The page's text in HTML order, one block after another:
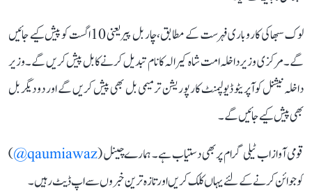
لوک سبھا کی کاروباری فہرست کے مطابق، چار بل پیر یعنی 10 اگست کو پیش کیے جائیں
گے۔ مرکزی وزیر داخلہ امت شاہ کیرالہ کا نام تبدیل کرنے کا بل پیش کریں گے۔ وزیر
داخلہ نیشنل کوآپریٹو ڈیولپمنٹ کارپوریشن ترمیمی بل بھی پیش کریں گے اور دو دیگر بل
بھی پیش کیے جائیں گے۔
قومی آواز اب ٹیلی گرام پر بھی دستیاب ہے۔ ہمارے چینل (qaumiawaz@
)
کو جوائن کرنے کے لئے یہاں کلک کریں اور تازہ ترین خبروں سے اپ ڈیٹ رہیں۔